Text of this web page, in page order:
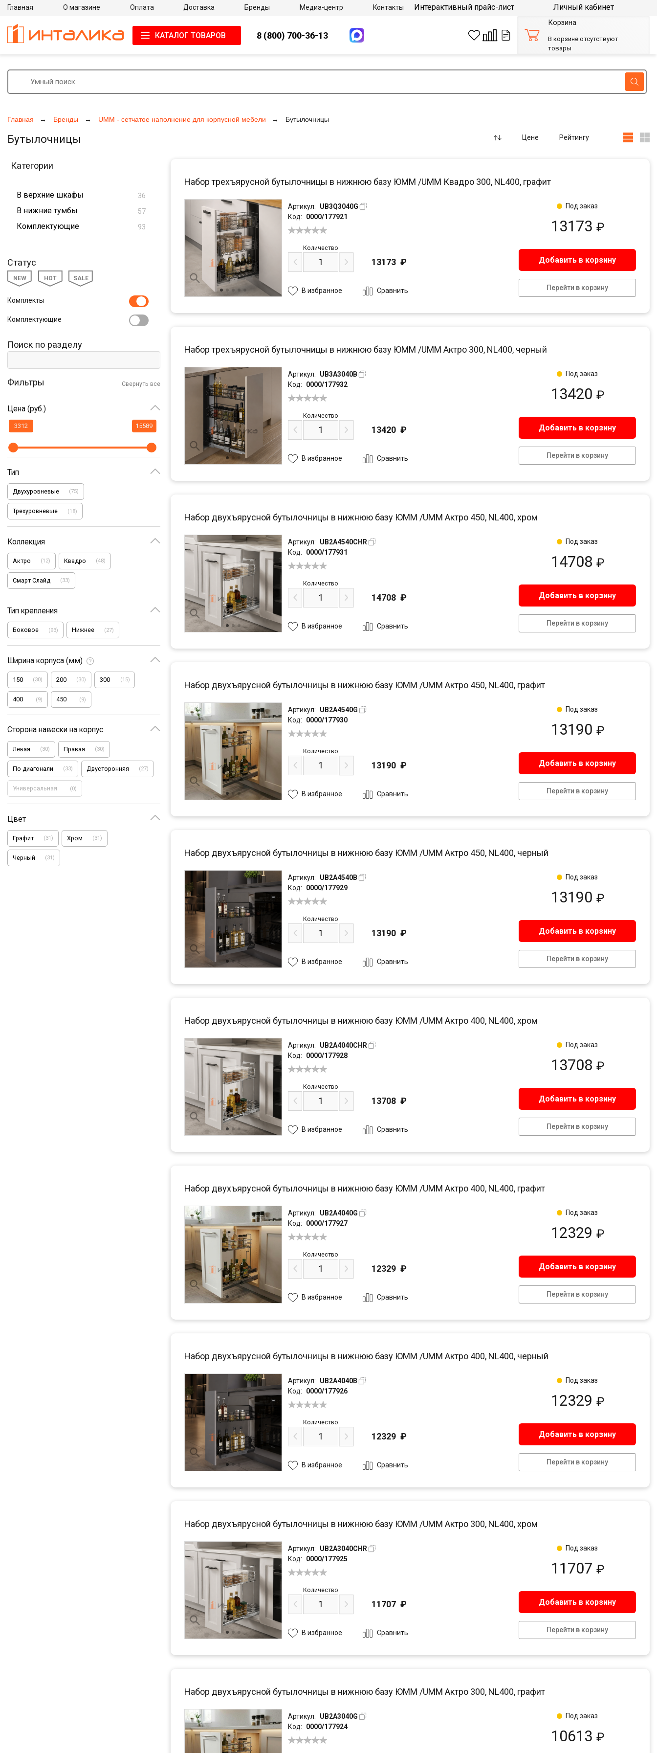
Главная Бренды UMM - сетчатое наполнение для корпусной мебели Бутылочницы
Бутылочницы Цене Рейтингу
Категории
В верхние шкафы 36
В нижние тумбы 57
Комплектующие 93
Статус
NEW HOT SALE
Комплекты
Комплектующие
Поиск по разделу
Фильтры Свернуть все
Цена (руб.)
Тип
Двухуровневые (75)
Трехуровневые (18)
Коллекция
Актро (12) Квадро (48)
Смарт Слайд (33)
Тип крепления
Боковое (93) Нижнее (27)
Ширина корпуса (мм)
150 (30) 200 (30) 300 (15)
400 (9) 450 (9)
Сторона навески на корпус
Левая (30) Правая (30)
По диагонали (33) Двусторонняя (27)
Универсальная (0)
Цвет
Графит (31) Хром (31)
Черный (31)
Набор трехъярусной бутылочницы в нижнюю базу ЮММ /UMM Квадро 300, NL400, графит
Артикул:
UB3Q3040G
Код:
0000/177921
13173 ₽
Количество
13173 ₽ Добавить в корзину
Перейти в корзину
В избранное Сравнить
Под заказ
Набор трехъярусной бутылочницы в нижнюю базу ЮММ /UMM Актро 300, NL400, черный
Артикул:
UB3A3040B
Код:
0000/177932
13420 ₽
Количество
13420 ₽ Добавить в корзину
Перейти в корзину
В избранное Сравнить
Под заказ
Набор двухъярусной бутылочницы в нижнюю базу ЮММ /UMM Актро 450, NL400, хром
Артикул:
UB2A4540CHR
Код:
0000/177931
14708 ₽
Количество
14708 ₽ Добавить в корзину
Перейти в корзину
В избранное Сравнить
Под заказ
Набор двухъярусной бутылочницы в нижнюю базу ЮММ /UMM Актро 450, NL400, графит
Артикул:
UB2A4540G
Код:
0000/177930
13190 ₽
Количество
13190 ₽ Добавить в корзину
Перейти в корзину
В избранное Сравнить
Под заказ
Набор двухъярусной бутылочницы в нижнюю базу ЮММ /UMM Актро 450, NL400, черный
Артикул:
UB2A4540B
Код:
0000/177929
13190 ₽
Количество
13190 ₽ Добавить в корзину
Перейти в корзину
В избранное Сравнить
Под заказ
Набор двухъярусной бутылочницы в нижнюю базу ЮММ /UMM Актро 400, NL400, хром
Артикул:
UB2A4040CHR
Код:
0000/177928
13708 ₽
Количество
13708 ₽ Добавить в корзину
Перейти в корзину
В избранное Сравнить
Под заказ
Набор двухъярусной бутылочницы в нижнюю базу ЮММ /UMM Актро 400, NL400, графит
Артикул:
UB2A4040G
Код:
0000/177927
12329 ₽
Количество
12329 ₽ Добавить в корзину
Перейти в корзину
В избранное Сравнить
Под заказ
Набор двухъярусной бутылочницы в нижнюю базу ЮММ /UMM Актро 400, NL400, черный
Артикул:
UB2A4040B
Код:
0000/177926
12329 ₽
Количество
12329 ₽ Добавить в корзину
Перейти в корзину
В избранное Сравнить
Под заказ
Набор двухъярусной бутылочницы в нижнюю базу ЮММ /UMM Актро 300, NL400, хром
Артикул:
UB2A3040CHR
Код:
0000/177925
11707 ₽
Количество
11707 ₽ Добавить в корзину
Перейти в корзину
В избранное Сравнить
Под заказ
Набор двухъярусной бутылочницы в нижнюю базу ЮММ /UMM Актро 300, NL400, графит
Артикул:
UB2A3040G
Код:
0000/177924
10613 ₽
Под заказ
Главная О магазине Оплата Доставка Бренды Медиа-центр Контакты Интерактивный прайс-лист Личный кабинет
КАТАЛОГ ТОВАРОВ 8 (800) 700-36-13
Корзина
В корзине отсутствуют
товары